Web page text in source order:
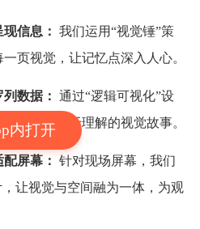
内打开
现信息：我们运用“视觉锤”策
页视觉，让记忆点深入人心。
列数据：通过“逻辑可视化”设
转化为易于理解的视觉故事。
屏幕： 针对现场屏幕，我们
让视觉与空间融为一体，为观